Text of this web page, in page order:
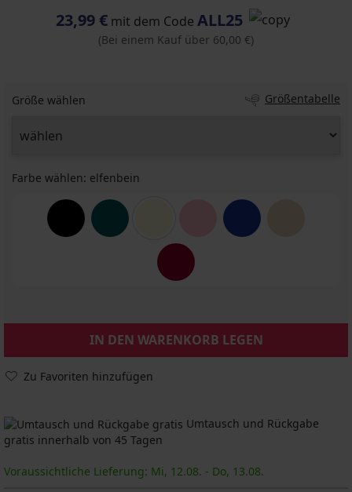
23,99 € mit dem Code ALL25
(Bei einem Kauf über 60,00 €)
Größe wählen Größentabelle
Farbe wählen: elfenbein
IN DEN WARENKORB LEGEN
Zu Favoriten hinzufügen
Umtausch und Rückgabe
gratis innerhalb von 45 Tagen
Voraussichtliche Lieferung: Mi, 12.08. - Do, 13.08.